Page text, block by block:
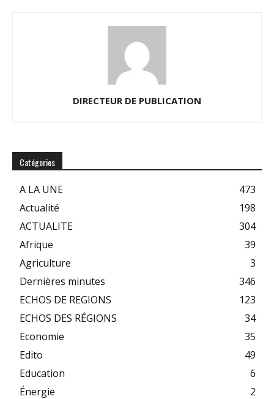
DIRECTEUR DE PUBLICATION
Catégories
A LA UNE
473
Actualité
198
ACTUALITE
304
Afrique
39
Agriculture
3
Dernières minutes
346
ECHOS DE REGIONS
123
ECHOS DES RÉGIONS
34
Economie
35
Edito
49
Education
6
Énergie
2